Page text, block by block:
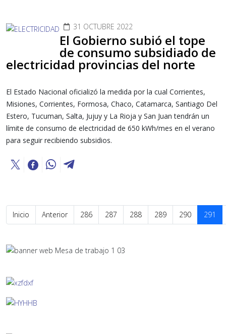
31 OCTUBRE 2022
El Gobierno subió el tope
de consumo subsidiado de
electricidad provincias del norte
El Estado Nacional oficializó la medida por la cual Corrientes,
Misiones, Corrientes, Formosa, Chaco, Catamarca, Santiago Del
Estero, Tucuman, Salta, Jujuy y La Rioja y San Juan tendrán un
límite de consumo de electricidad de 650 kWh/mes en el verano
para seguir recibiendo subsidios.
Inicio Anterior 286 287 288 289 290 291